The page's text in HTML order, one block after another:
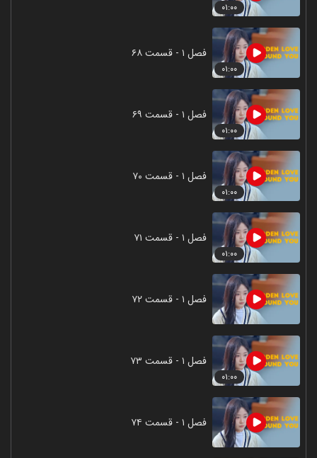
۰۱:۰۰
۰۱:۰۰
فصل ۱ - قسمت ۶۸
۰۱:۰۰
فصل ۱ - قسمت ۶۹
۰۱:۰۰
فصل ۱ - قسمت ۷۰
۰۱:۰۰
فصل ۱ - قسمت ۷۱
فصل ۱ - قسمت ۷۲
۰۱:۰۰
فصل ۱ - قسمت ۷۳
فصل ۱ - قسمت ۷۴